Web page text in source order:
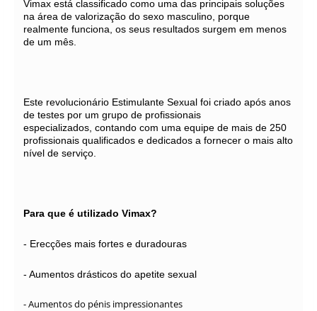
Vimax está classificado como uma das principais soluções
na área de valorização do sexo masculino, porque
realmente funciona, os seus resultados surgem em menos
de um mês.
Este revolucionário Estimulante Sexual foi criado após anos
de testes por um grupo de profissionais
especializados, contando com uma equipe de mais de 250
profissionais qualificados e dedicados a fornecer o mais alto
nível de serviço.
Para que é utilizado Vimax?
- Erecções mais fortes e duradouras
- Aumentos drásticos do apetite sexual
- Aumentos do pénis impressionantes